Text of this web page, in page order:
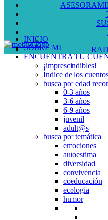
INICIO
SOBRE MI
ENCUENTRA TU
¡imprescindibles!
Índice de los
busca por edad
0-3 años
3-6 años
6-9 años
juvenil
adult@s
busca por temática
emociones
autoestima
diversidad
convivencia
coeducación
ecología
humor